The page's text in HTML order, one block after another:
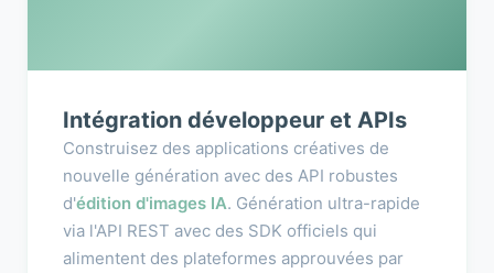
Intégration développeur et APIs
Construisez des applications créatives de
nouvelle génération avec des API robustes
d'édition d'images IA. Génération ultra-rapide
via l'API REST avec des SDK officiels qui
alimentent des plateformes approuvées par